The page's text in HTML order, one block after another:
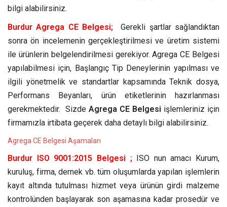
bilgi alabilirsiniz.
Burdur Agrega CE Belgesi;
Gerekli şartlar sağlandıktan
sonra ön incelemenin gerçekleştirilmesi ve üretim sistemi
ile ürünlerin belgelendirilmesi gerekiyor. Agrega CE Belgesi
yapılabilmesi için, Başlangıç Tip Deneylerinin yapılması ve
ilgili yönetmelik ve standartlar kapsamında Teknik dosya,
Performans Beyanları, ürün etiketlerinin hazırlanması
gerekmektedir. Sizde Agrega CE Belgesi işlemleriniz için
firmamızla irtibata geçerek daha detaylı bilgi alabilirsiniz.
Agrega CE Belgesi Aşamaları
Burdur ISO 9001:2015 Belgesi ; ISO nun amacı Kurum,
kuruluş, firma, dernek vb. tüm oluşumlarda yapılan işlemlerin
kayıt altında tutulması hizmet veya ürünün girdi malzeme
kontrolünden başlayarak son aşamasına kadar prosedür ve